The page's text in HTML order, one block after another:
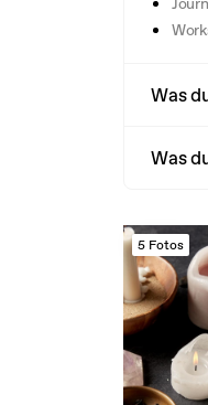
Was
Was
5 Fotos